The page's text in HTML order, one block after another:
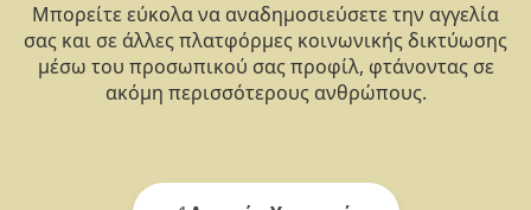
Μπορείτε εύκολα να αναδημοσιεύσετε την αγγελία
σας και σε άλλες πλατφόρμες κοινωνικής δικτύωσης
μέσω του προσωπικού σας προφίλ, φτάνοντας σε
ακόμη περισσότερους ανθρώπους.